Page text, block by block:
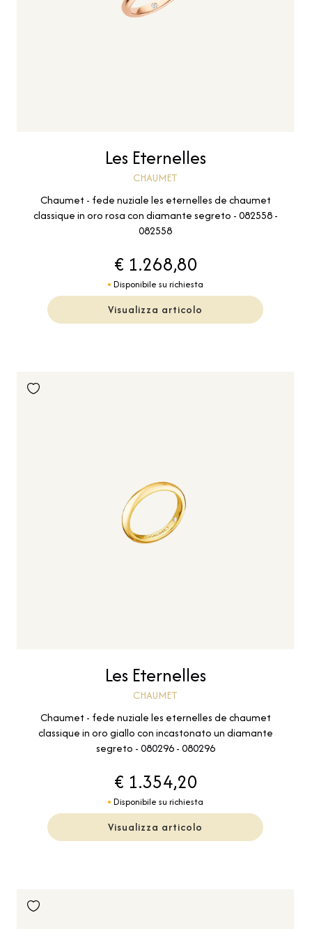
Les Eternelles
CHAUMET
Chaumet - fede nuziale les eternelles de chaumet
classique in oro rosa con diamante segreto - 082558 -
082558
€ 1.268,80
Disponibile su richiesta
Visualizza articolo
Les Eternelles
CHAUMET
Chaumet - fede nuziale les eternelles de chaumet
classique in oro giallo con incastonato un diamante
segreto - 080296 - 080296
€ 1.354,20
Disponibile su richiesta
Visualizza articolo